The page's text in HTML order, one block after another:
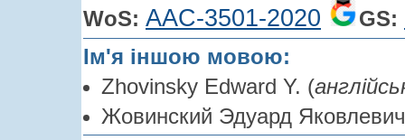
WoS: AAC-3501-2020 GS:
Ім'я іншою мовою:
Zhovinsky Edward Y. (
Жовинский Эдуард